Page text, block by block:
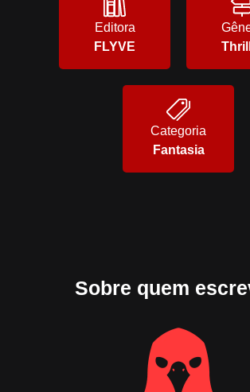
Editora
FLYVE
Categoria
Fantasia
Sobre quem